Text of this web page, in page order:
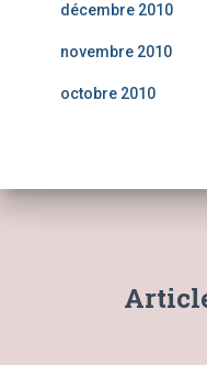
décembre 2010
novembre 2010
octobre 2010